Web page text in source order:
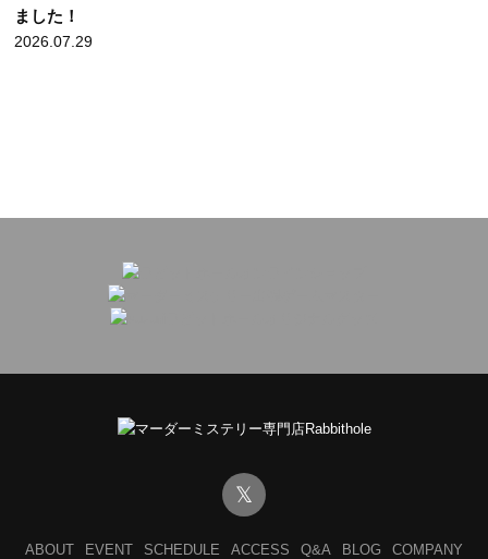
ました！
2026.07.29
𝕏
ABOUT EVENT SCHEDULE ACCESS Q&A BLOG
COMPANY